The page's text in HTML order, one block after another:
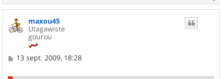
a
maxou45
Utagawiste
gourou
M13 sept. 2009, 18:28